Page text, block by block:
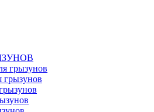
грызунов
грызунов